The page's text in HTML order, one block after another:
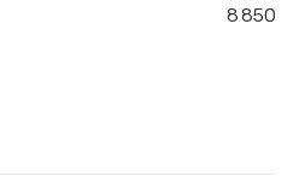
8 850